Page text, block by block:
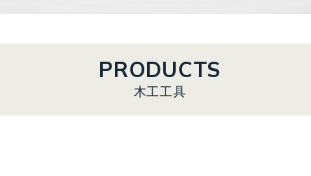
PRODUCTS
木工工具